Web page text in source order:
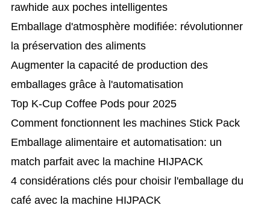
rawhide aux poches intelligentes
Emballage d'atmosphère modifiée: révolutionner
la préservation des aliments
Augmenter la capacité de production des
emballages grâce à l'automatisation
Top K-Cup Coffee Pods pour 2025
Comment fonctionnent les machines Stick Pack
Emballage alimentaire et automatisation: un
match parfait avec la machine HIJPACK
4 considérations clés pour choisir l'emballage du
café avec la machine HIJPACK